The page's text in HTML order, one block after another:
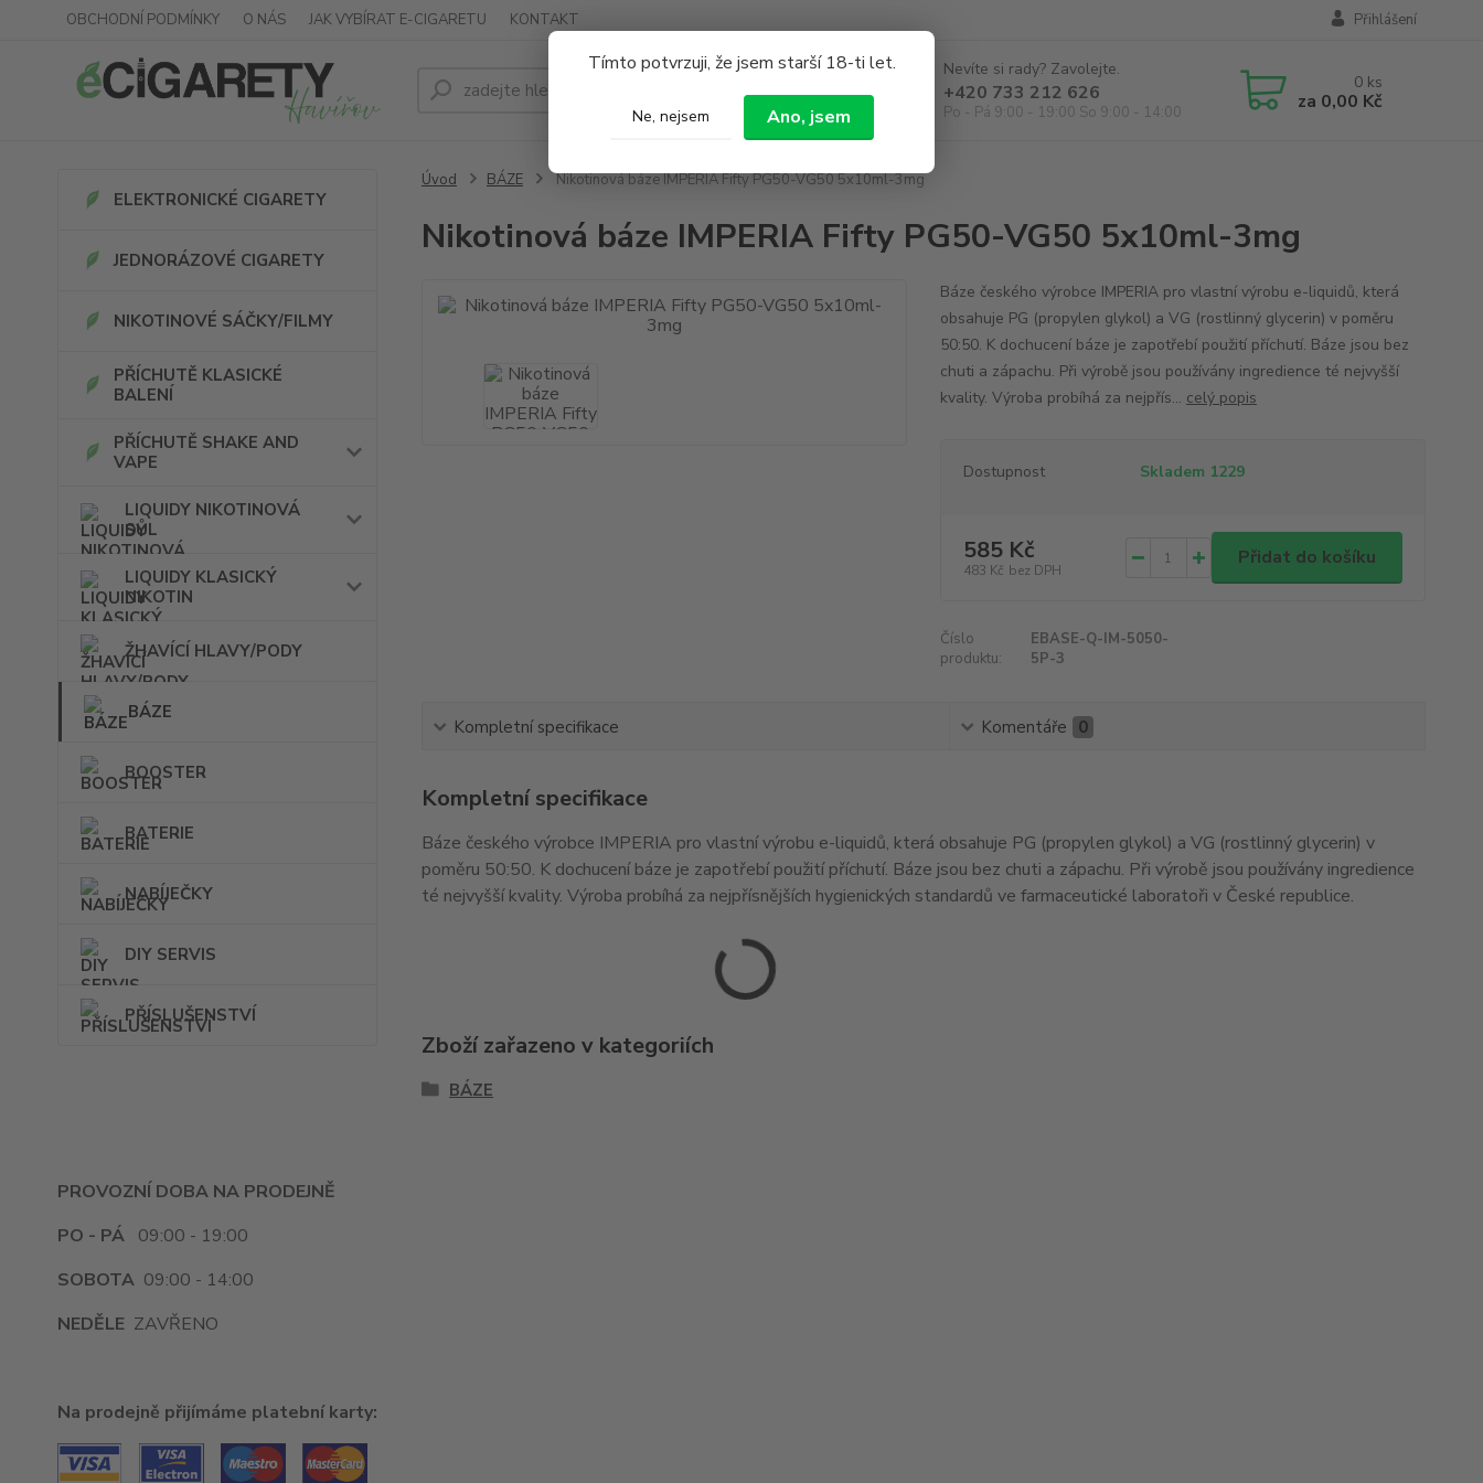
Tímto potvrzuji, že jsem starší 18-ti let.
Ne, nejsem Ano, jsem
OBCHODNÍ PODMÍNKY O NÁS JAK VYBÍRAT E-CIGARETU KONTAKT Přihlášení
Hledat
Nevíte si rady? Zavolejte.
+420 733 212 626
Po - Pá 9:00 - 19:00 So 9:00 - 14:00
0 ks
za 0,00 Kč
ELEKTRONICKÉ CIGARETY
JEDNORÁZOVÉ CIGARETY
NIKOTINOVÉ SÁČKY/FILMY
PŘÍCHUTĚ KLASICKÉ
BALENÍ
PŘÍCHUTĚ SHAKE AND
VAPE
LIQUIDY NIKOTINOVÁ
SŮL
LIQUIDY KLASICKÝ
NIKOTIN
ŽHAVÍCÍ HLAVY/PODY
BÁZE
BOOSTER
BATERIE
NABÍJEČKY
DIY SERVIS
PŘÍSLUŠENSTVÍ
PROVOZNÍ DOBA NA PRODEJNĚ
PO - PÁ 09:00 - 19:00
SOBOTA 09:00 - 14:00
NEDĚLE ZAVŘENO
Na prodejně přijímáme platební karty:
Úvod BÁZE Nikotinová báze IMPERIA Fifty PG50-VG50 5x10ml-3mg
Nikotinová báze IMPERIA Fifty PG50-VG50 5x10ml-3mg
Báze českého výrobce IMPERIA pro vlastní výrobu e-liquidů, která
obsahuje PG (propylen glykol) a VG (rostlinný glycerin) v poměru
50:50. K dochucení báze je zapotřebí použití příchutí. Báze jsou bez
chuti a zápachu. Při výrobě jsou používány ingredience té nejvyšší
kvality. Výroba probíhá za nejpřís... celý popis
Dostupnost Skladem 1229
585 Kč
483 Kč bez DPH
Přidat do košíku
Číslo
produktu:
EBASE-Q-IM-5050-
5P-3
Kompletní specifikace Komentáře 0
Kompletní specifikace
Báze českého výrobce IMPERIA pro vlastní výrobu e-liquidů, která obsahuje PG (propylen glykol) a VG (rostlinný glycerin) v
poměru 50:50. K dochucení báze je zapotřebí použití příchutí. Báze jsou bez chuti a zápachu. Při výrobě jsou používány ingredience
té nejvyšší kvality. Výroba probíhá za nejpřísnějších hygienických standardů ve farmaceutické laboratoři v České republice.
Zboží zařazeno v kategoriích
BÁZE